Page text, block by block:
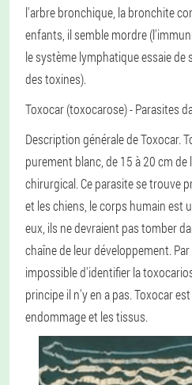
l'arbre bronchique, la bronchite
enfants, il semble mordre
le système lymphatique essaie
des toxines).
Toxocar (toxocarose)- Parasites
Description générale de Toxocar.
purement blanc, de 15 à 20 cm
chirurgical. Ce parasite se trouve
et les chiens, le corps humain est
eux, ils ne devraient pas tomber
chaîne de leur développement.
impossible d'identifier la
principe il n'y en a pas. Toxocar
endommage et les tissus.